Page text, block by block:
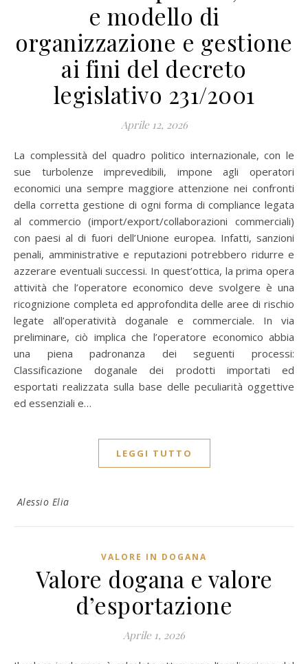
e modello di
organizzazione e gestione
ai fini del decreto
legislativo 231/2001
Aprile 12, 2026
La complessità del quadro politico internazionale, con le
sue turbolenze imprevedibili, impone agli operatori
economici una sempre maggiore attenzione nei confronti
della corretta gestione di ogni forma di compliance legata
al commercio (import/export/collaborazioni commerciali)
con paesi al di fuori dell’Unione europea. Infatti, sanzioni
penali, amministrative e reputazioni potrebbero ridurre e
azzerare eventuali successi. In quest’ottica, la prima opera
attività che l’operatore economico deve svolgere è una
ricognizione completa ed approfondita delle aree di rischio
legate all’operatività doganale e commerciale. In via
preliminare, ciò implica che l’operatore economico abbia
una piena padronanza dei seguenti processi:
Classificazione doganale dei prodotti importati ed
esportati realizzata sulla base delle peculiarità oggettive
ed essenziali e…
LEGGI TUTTO
Alessio Elia
VALORE IN DOGANA
Valore dogana e valore
d’esportazione
Aprile 1, 2026